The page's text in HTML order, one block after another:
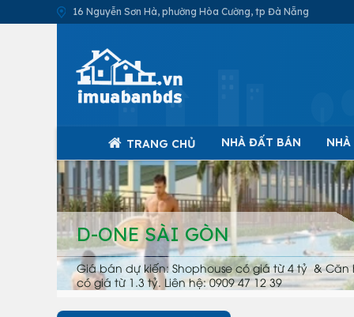
16 Nguyễn Sơn Hà, phường Hòa Cường, tp Đà Nẵng
TRANG CHỦ NHÀ ĐẤT BÁN
D-ONE SÀI GÒN
Giá bán dự kiến: Shophouse có giá từ 4 tỷ & Căn
có giá từ 1.3 tỷ. Liên hệ: 0909 47 12 39